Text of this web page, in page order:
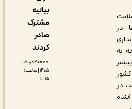
جمعه ۲ مرداد,
۱۴۰۵ | ساعت: